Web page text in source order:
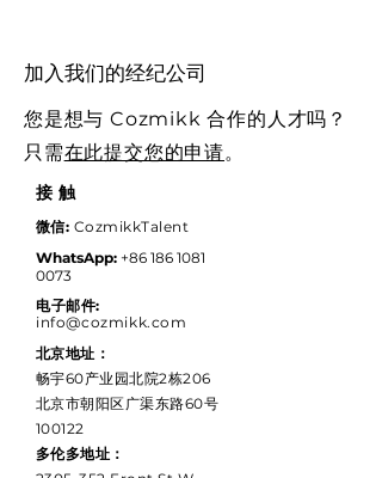
​加入我们的经纪公司
您是想与 Cozmikk 合作的人才吗？
只需在此提交您的申请。
接触
微信: CozmikkTalent
WhatsApp: +86 186 1081
0073
电子邮件:
info@cozmikk.com
北京地址：
畅宇60产业园北院2栋206
北京市朝阳区广渠东路60号
100122
多伦多地址：